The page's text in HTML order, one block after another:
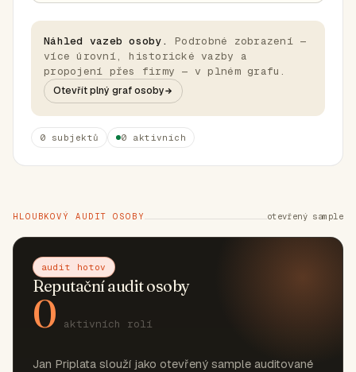
Náhled vazeb osoby.
Podrobné zobrazení —
více úrovní, historické vazby a
propojení přes firmy — v plném grafu.
Otevřít plný graf osoby
0 subjektů 0 aktivních
HLOUBKOVÝ AUDIT OSOBY otevřený sample
audit hotov
Reputační audit osoby
0 aktivních rolí
Jan Priplata slouží jako otevřený sample auditované